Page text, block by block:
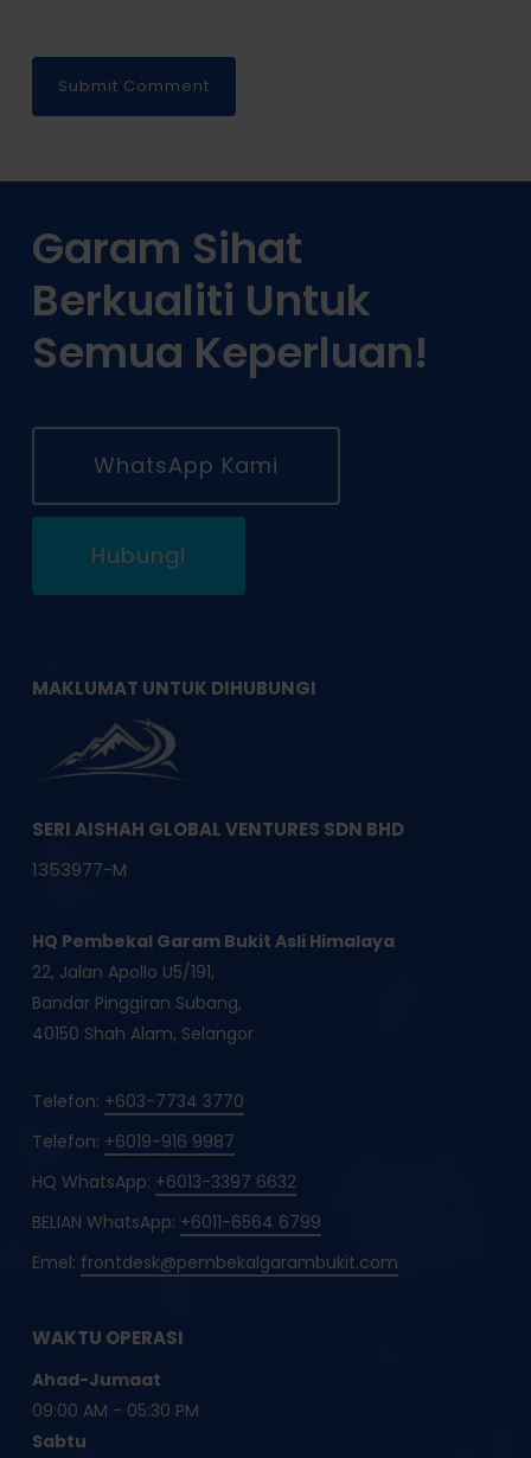
Garam Sihat
Berkualiti Untuk
Semua Keperluan!
WhatsApp Kami
Hubungi
MAKLUMAT UNTUK DIHUBUNGI
SERI AISHAH GLOBAL VENTURES SDN BHD
1353977-M
HQ Pembekal Garam Bukit Asli Himalaya
22, Jalan Apollo U5/191,
Bandar Pinggiran Subang,
40150 Shah Alam, Selangor
Telefon: +603-7734 3770
Telefon: +6019-916 9987
HQ WhatsApp: +6013-3397 6632
BELIAN WhatsApp: +6011-6564 6799
Emel: frontdesk@pembekalgarambukit.com
WAKTU OPERASI
Ahad-Jumaat
09:00 AM - 05:30 PM
Sabtu